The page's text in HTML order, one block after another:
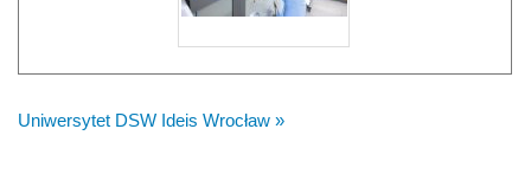
Uniwersytet DSW Ideis Wrocław »